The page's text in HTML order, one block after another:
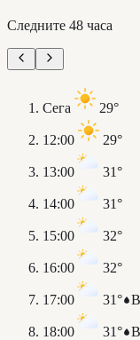
Следните 48 часа
Сега 29°
12:00 29°
13:00 31°
14:00 31°
15:00 32°
16:00 32°
17:00 31°
18:00 31°